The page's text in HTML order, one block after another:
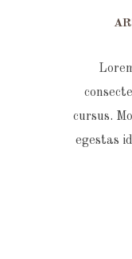
cursus.
egestas